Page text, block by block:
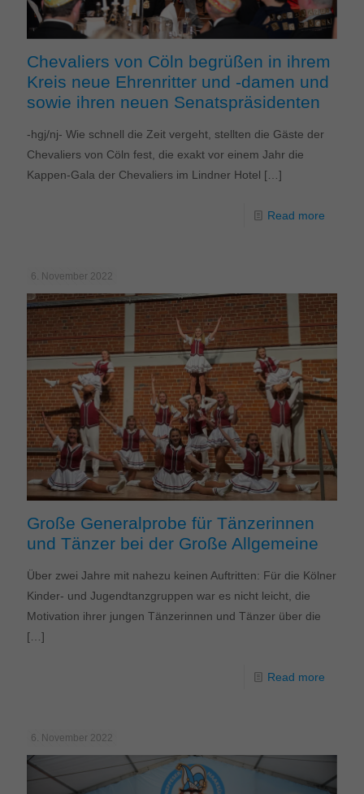
Chevaliers von Cöln begrüßen in ihrem
Kreis neue Ehrenritter und -damen und
sowie ihren neuen Senatspräsidenten
-hgj/nj- Wie schnell die Zeit vergeht, stellten die Gäste der
Chevaliers von Cöln fest, die exakt vor einem Jahr die
Kappen-Gala der Chevaliers im Lindner Hotel […]
Read more
6. November 2022
Große Generalprobe für Tänzerinnen
und Tänzer bei der Große Allgemeine
Über zwei Jahre mit nahezu keinen Auftritten: Für die Kölner
Kinder- und Jugendtanzgruppen war es nicht leicht, die
Motivation ihrer jungen Tänzerinnen und Tänzer über die
[…]
Read more
6. November 2022